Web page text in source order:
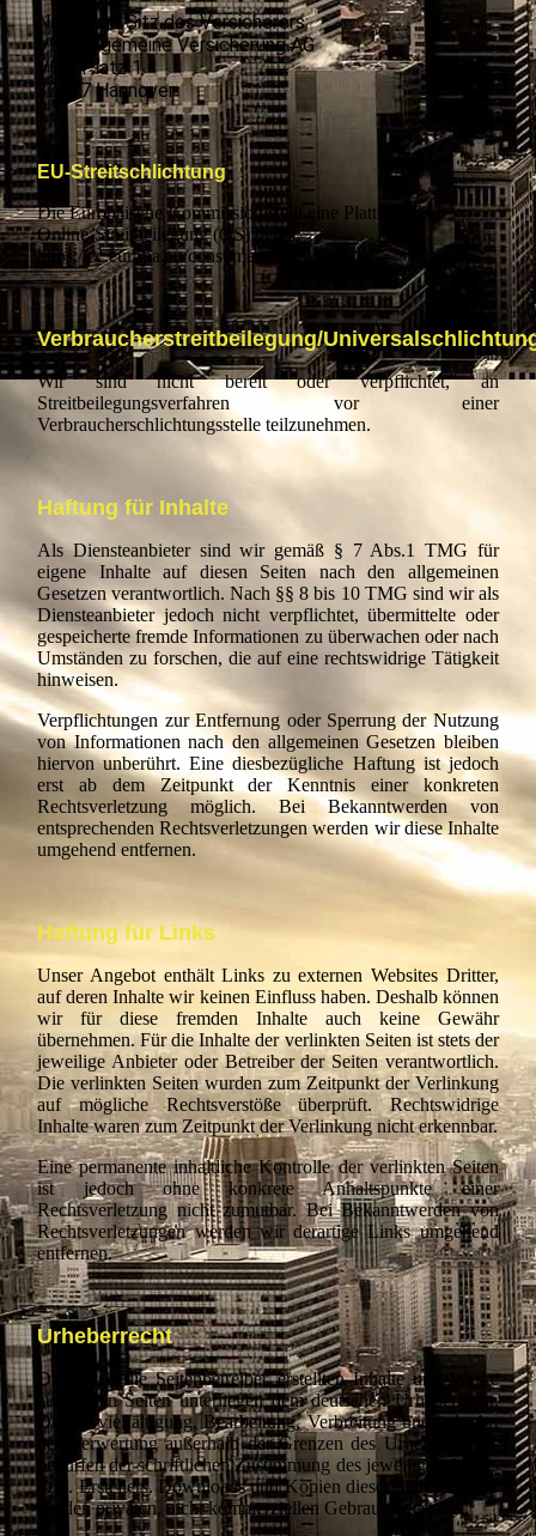
Name und Sitz des Versicherers:
VHV Allgemeine Versicherung AG
VHV-Platz 1
30177 Hannover
EU-Streitschlichtung
Die Europäische Kommission stellt eine Plattform zur
Online-Streitbeilegung (OS) bereit:
https://ec.europa.eu/consumers/odr.
Verbraucherstreitbeilegung/
Wir sind nicht bereit oder verpflichtet, an
Streitbeilegungsverfahren vor einer
Verbraucherschlichtungsstelle teilzunehmen.
Haftung für Inhalte
Als Diensteanbieter sind wir gemäß § 7 Abs.1 TMG für
eigene Inhalte auf diesen Seiten nach den allgemeinen
Gesetzen verantwortlich. Nach §§ 8 bis 10 TMG sind wir als
Diensteanbieter jedoch nicht verpflichtet, übermittelte oder
gespeicherte fremde Informationen zu überwachen oder nach
Umständen zu forschen, die auf eine rechtswidrige Tätigkeit
hinweisen.
Verpflichtungen zur Entfernung oder Sperrung der Nutzung
von Informationen nach den allgemeinen Gesetzen bleiben
hiervon unberührt. Eine diesbezügliche Haftung ist jedoch
erst ab dem Zeitpunkt der Kenntnis einer konkreten
Rechtsverletzung möglich. Bei Bekanntwerden von
entsprechenden Rechtsverletzungen werden wir diese Inhalte
umgehend entfernen.
Haftung für Links
Unser Angebot enthält Links zu externen Websites Dritter,
auf deren Inhalte wir keinen Einfluss haben. Deshalb können
wir für diese fremden Inhalte auch keine Gewähr
übernehmen. Für die Inhalte der verlinkten Seiten ist stets der
jeweilige Anbieter oder Betreiber der Seiten verantwortlich.
Die verlinkten Seiten wurden zum Zeitpunkt der Verlinkung
auf mögliche Rechtsverstöße überprüft. Rechtswidrige
Inhalte waren zum Zeitpunkt der Verlinkung nicht erkennbar.
Eine permanente inhaltliche Kontrolle der verlinkten Seiten
ist jedoch ohne konkrete Anhaltspunkte einer
Rechtsverletzung nicht zumutbar. Bei Bekanntwerden von
Rechtsverletzungen werden wir derartige Links umgehend
entfernen.
Urheberrecht
Die durch die Seitenbetreiber erstellten Inhalte und Werke
auf diesen Seiten unterliegen dem deutschen Urheberrecht.
Die Vervielfältigung, Bearbeitung, Verbreitung und jede Art
der Verwertung außerhalb der Grenzen des Urheberrechtes
bedürfen der schriftlichen Zustimmung des jeweiligen Autors
bzw. Erstellers. Downloads und Kopien dieser Seite sind nur
für den privaten, nicht kommerziellen Gebrauch gestattet.